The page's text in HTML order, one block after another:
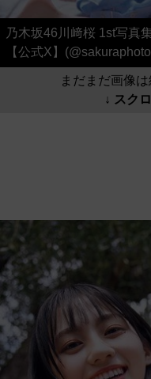
乃木坂46川﨑桜 1st写真
【公式X】
まだまだ画像
↓ スク